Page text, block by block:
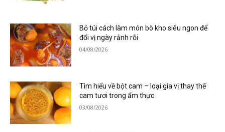
Bỏ túi cách làm món bò kho siêu ngon để
đổi vị ngày rảnh rỗi
04/08/2026
Tìm hiểu về bột cam – loại gia vị thay thế
cam tươi trong ẩm thực
03/08/2026